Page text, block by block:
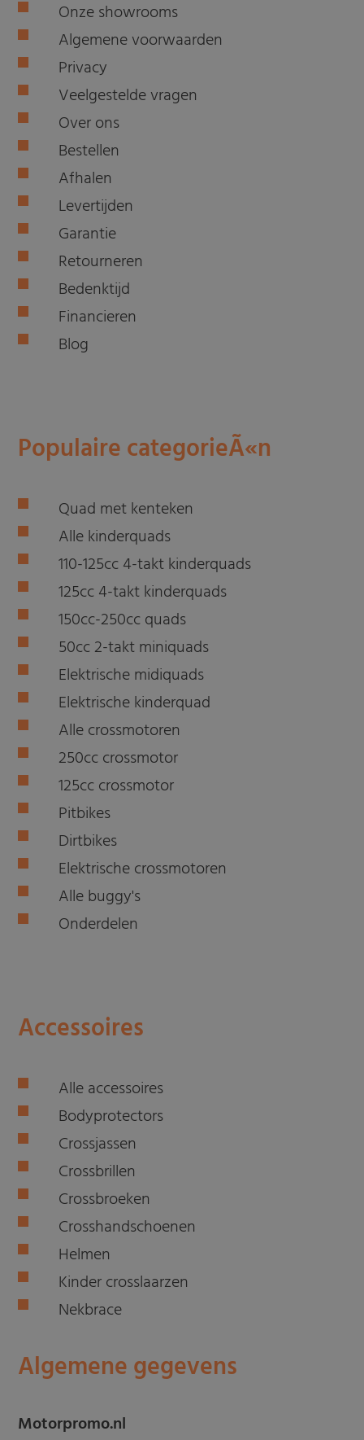
Onze showrooms
Algemene voorwaarden
Privacy
Veelgestelde vragen
Over ons
Bestellen
Afhalen
Levertijden
Garantie
Retourneren
Bedenktijd
Financieren
Blog
Populaire categorieÃ«n
Quad met kenteken
Alle kinderquads
110-125cc 4-takt kinderquads
125cc 4-takt kinderquads
150cc-250cc quads
50cc 2-takt miniquads
Elektrische midiquads
Elektrische kinderquad
Alle crossmotoren
250cc crossmotor
125cc crossmotor
Pitbikes
Dirtbikes
Elektrische crossmotoren
Alle buggy's
Onderdelen
Accessoires
Alle accessoires
Bodyprotectors
Crossjassen
Crossbrillen
Crossbroeken
Crosshandschoenen
Helmen
Kinder crosslaarzen
Nekbrace
Algemene gegevens
Motorpromo.nl